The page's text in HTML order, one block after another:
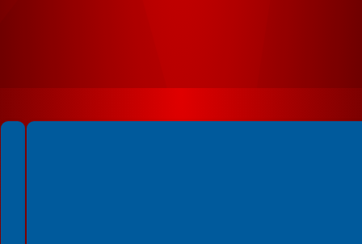
Spełniamy standardy WCAG 2.2
Spełniamy standardy W3C